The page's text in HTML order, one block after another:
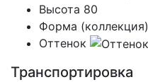
Высота 80
Форма (коллекция)
Оттенок
Транспортировка